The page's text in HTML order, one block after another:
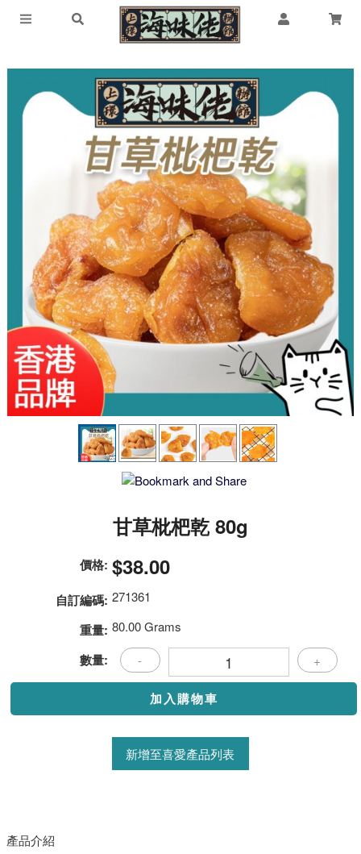
甘草枇杷乾 80g
價格: $38.00
自訂編碼: 271361
重量: 80.00 Grams
數量: - +
新增至喜愛產品列表
產品介紹